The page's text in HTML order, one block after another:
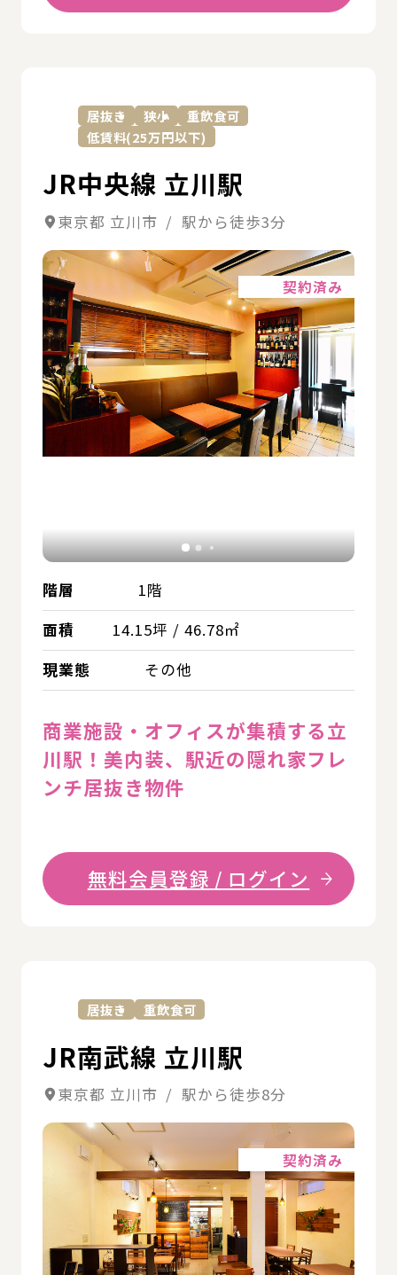
居抜き 狭小
重飲食可
低賃料(25万円以下)
JR中央線 立川駅
東京都 立川市 / 駅から徒歩3分
契約済み
階層
1階
面積
14.15坪 / 46.78㎡
現業態
その他
商業施設・オフィスが集積する立
川駅！美内装、駅近の隠れ家フレ
ンチ居抜き物件
無料会員登録 / ログイン
居抜き 重飲食可
JR南武線 立川駅
東京都 立川市 / 駅から徒歩8分
契約済み